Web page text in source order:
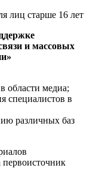
лиц старше 16 лет
и массовых
области медиа;
специалистов в
различных баз
первоисточник